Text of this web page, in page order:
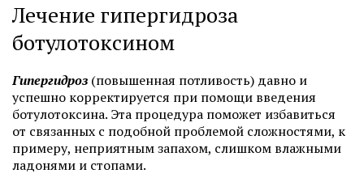
Лечение гипергидроза
ботулотоксином
Гипергидроз (повышенная потливость) давно и
успешно корректируется при помощи введения
ботулотоксина. Эта процедура поможет избавиться
от связанных с подобной проблемой сложностями, к
примеру, неприятным запахом, слишком влажными
ладонями и стопами.